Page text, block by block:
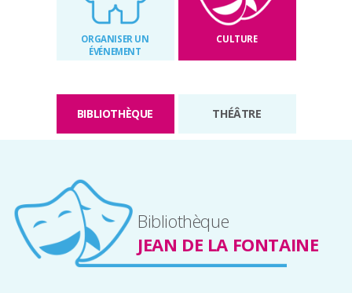
ORGANISER UN
ÉVÉNEMENT
CULTURE
BIBLIOTHÈQUE THÉÂTRE
Bibliothèque
JEAN DE LA FONTAINE